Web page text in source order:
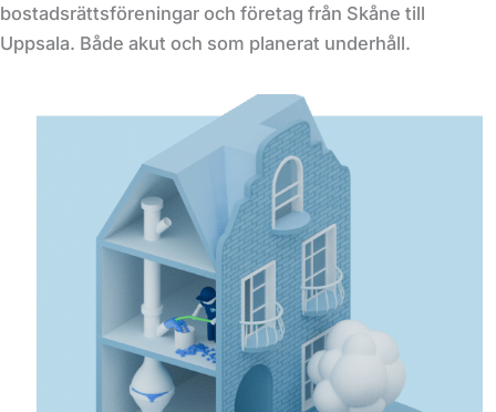
bostadsrättsföreningar och företag från Skåne till
Uppsala. Både akut och som planerat underhåll.